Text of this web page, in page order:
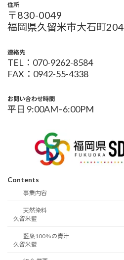
住所
〒830-0049
福岡県久留米市大石町204
連絡先
TEL：070-9262-8584
FAX：0942-55-4338
お問い合わせ時間
平日 9:00AM–6:00PM
Contents
事業内容
天然染料
久留米藍
藍葉100％の青汁
久留米藍